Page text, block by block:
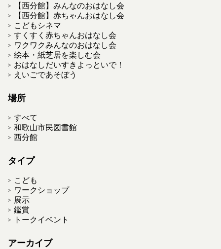
【西分館】みんなのおはなし会
【西分館】赤ちゃんおはなし会
こどもシネマ
すくすく赤ちゃんおはなし会
ワクワクみんなのおはなし会
絵本・紙芝居を楽しむ会
おはなしだいすきよっといで！
えいごであそぼう
場所
すべて
和歌山市民図書館
西分館
タイプ
こども
ワークショップ
展示
鑑賞
トークイベント
アーカイブ